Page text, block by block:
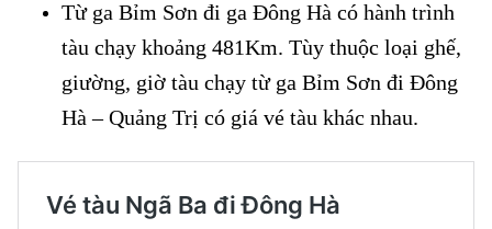
Từ ga Bỉm Sơn đi ga Đông Hà có hành trình
tàu chạy khoảng 481Km. Tùy thuộc loại ghế,
giường, giờ tàu chạy từ ga Bỉm Sơn đi Đông
Hà – Quảng Trị có giá vé tàu khác nhau.